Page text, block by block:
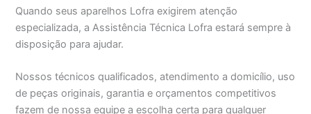
Quando seus aparelhos Lofra exigirem atenção
especializada, a Assistência Técnica Lofra estará sempre à
disposição para ajudar.
Nossos técnicos qualificados, atendimento a domicílio, uso
de peças originais, garantia e orçamentos competitivos
fazem de nossa equipe a escolha certa para qualquer